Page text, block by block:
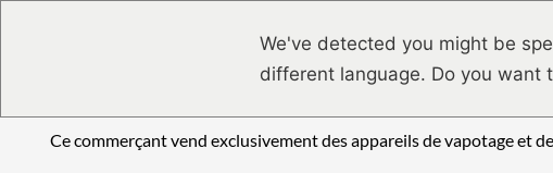
We've detected you might be
different language. Do you want
Ce commerçant vend exclusivement des appareils de vapotage et